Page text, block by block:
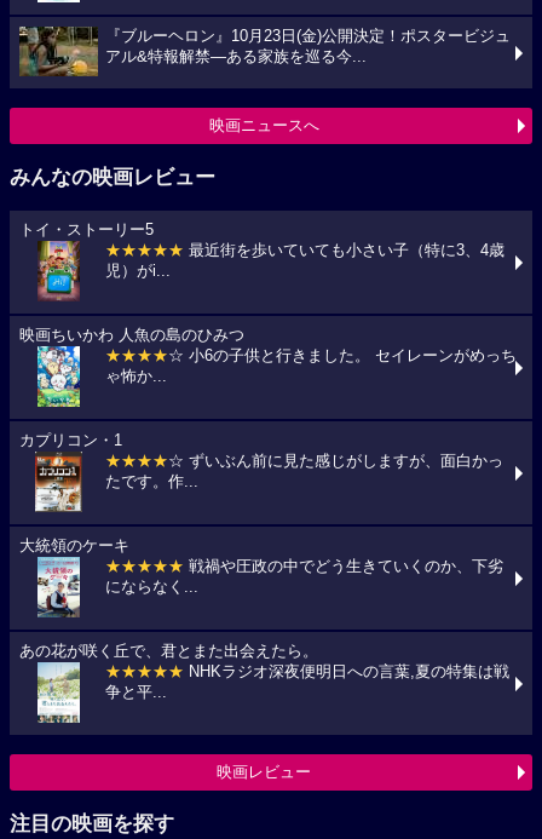
『ブルーヘロン』10月23日(金)公開決定！ポスタービジュ
アル&特報解禁―ある家族を巡る今...
映画ニュースへ
みんなの映画レビュー
トイ・ストーリー5
★★★★★ 最近街を歩いていても小さい子（特に3、4歳
児）がi...
映画ちいかわ 人魚の島のひみつ
★★★★☆ 小6の子供と行きました。 セイレーンがめっち
ゃ怖か...
カプリコン・1
★★★★☆ ずいぶん前に見た感じがしますが、面白かっ
たです。作...
大統領のケーキ
★★★★★ 戦禍や圧政の中でどう生きていくのか、下劣
にならなく...
あの花が咲く丘で、君とまた出会えたら。
★★★★★ NHKラジオ深夜便明日への言葉,夏の特集は戦
争と平...
映画レビュー
注目の映画を探す